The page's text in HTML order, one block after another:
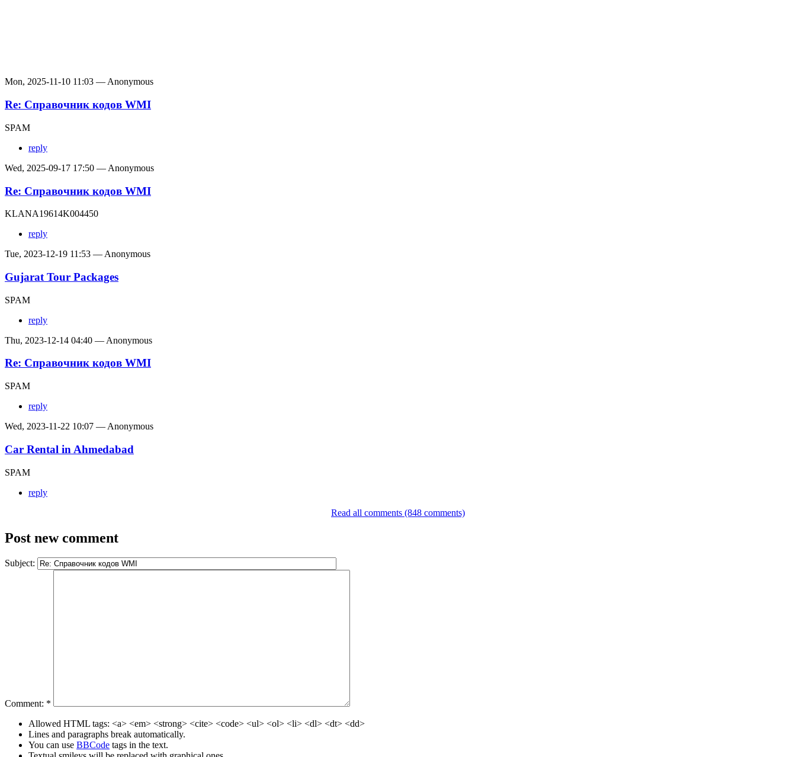
Mon, 2025-11-10 11:03 — Anonymous
Re: Справочник кодов WMI
SPAM
reply
Wed, 2025-09-17 17:50 — Anonymous
Re: Справочник кодов WMI
KLANA19614K004450
reply
Tue, 2023-12-19 11:53 — Anonymous
Gujarat Tour Packages
SPAM
reply
Thu, 2023-12-14 04:40 — Anonymous
Re: Справочник кодов WMI
SPAM
reply
Wed, 2023-11-22 10:07 — Anonymous
Car Rental in Ahmedabad
SPAM
reply
Read all comments (848 comments)
Post new comment
Subject:
Comment: *
Allowed HTML tags: <a> <em> <strong> <cite> <code> <ul> <ol> <li> <dl> <dt> <dd>
Lines and paragraphs break automatically.
You can use BBCode tags in the text.